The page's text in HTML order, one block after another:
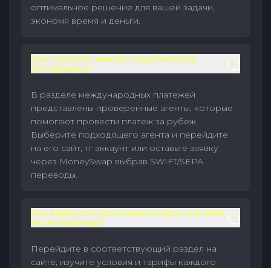
оптимальное решение для вашей задачи,
экономя время и деньги.
Как оплатить инвойс зарубежному
поставщику?
В разделе международных платежей
представлены проверенные агенты, которые
помогают провести платёж за рубеж.
Выберите подходящего агента и перейдите
на его сайт, тг аккаунт или оставьте заявку
через MoneySwap выбрав SWIFT/SEPA
переводы.
Как выбрать виртуальную карту или eSIM
на MoneySwap?
Перейдите в соответствующий раздел на
сайте, изучите условия и тарифы каждого